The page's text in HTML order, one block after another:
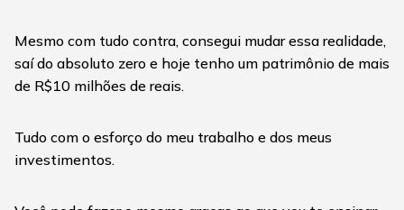
Mesmo com tudo contra, consegui mudar essa realidade,
saí do absoluto zero e hoje tenho um patrimônio de mais
de R$10 milhões de reais.
Tudo com o esforço do meu trabalho e dos meus
investimentos.